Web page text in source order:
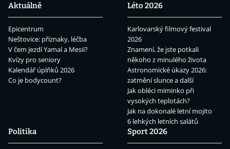
Aktuálně
Epicentrum
Neštovice: příznaky, léčba
V čem jezdí Yamal a Mesii?
Kvízy pro seniory
Kalendář úplňků 2026
Co je bodycount?
Léto 2026
Karlovarský filmový festival
2026
Znamení, že jste potkali
někoho z minulého života
Astronomické úkazy 2026:
zatmění slunce a další
Jak obléci miminko při
vysokých teplotách?
Jak na dokonalé letní mojito
6 lehkých letních salátů
Politika
Sport 2026